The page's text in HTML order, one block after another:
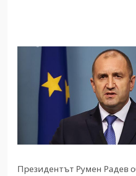
Президентът Румен Радев